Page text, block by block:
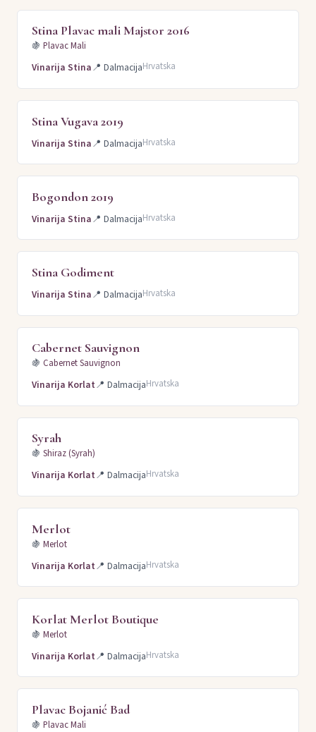
Stina Plavac mali Majstor 2016
🍇 Plavac Mali
Vinarija Stina📍 DalmacijaHrvatska
Stina Vugava 2019
Vinarija Stina📍 DalmacijaHrvatska
Bogondon 2019
Vinarija Stina📍 DalmacijaHrvatska
Stina Godiment
Vinarija Stina📍 DalmacijaHrvatska
Cabernet Sauvignon
🍇 Cabernet Sauvignon
Vinarija Korlat📍 DalmacijaHrvatska
Syrah
🍇 Shiraz (Syrah)
Vinarija Korlat📍 DalmacijaHrvatska
Merlot
🍇 Merlot
Vinarija Korlat📍 DalmacijaHrvatska
Korlat Merlot Boutique
🍇 Merlot
Vinarija Korlat📍 DalmacijaHrvatska
Plavac Bojanić Bad
🍇 Plavac Mali